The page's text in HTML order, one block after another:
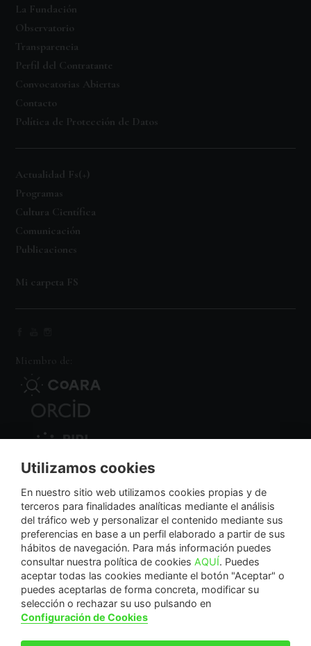
La Fundación
Observatorio
Transparencia
Perfil del Contratante
Convocatorias Abiertas
Contacto
Política de Protección de Datos
Actualidad Fs(+)
Programas
Cultura Científica
Comunicación
Publicaciones
Mi carpeta FS
Miembro de:
Nodo Regional
NextGenerationEU
La Fundación Séneca-Agencia de Ciencia y Tecnología de la Región de Murcia es una
entidad sin ánimo de lucro, bajo forma de fundación del sector público autonómico, inscrita
con el número 1-15 en el Registro de Fundaciones de la Región de Murcia.
Utilizamos cookies
En nuestro sitio web utilizamos cookies propias y de
terceros para finalidades analíticas mediante el análisis
del tráfico web y personalizar el contenido mediante sus
preferencias en base a un perfil elaborado a partir de sus
hábitos de navegación. Para más información puedes
consultar nuestra política de cookies AQUÍ. Puedes
aceptar todas las cookies mediante el botón "Aceptar" o
puedes aceptarlas de forma concreta, modificar su
selección o rechazar su uso pulsando en
Configuración de Cookies